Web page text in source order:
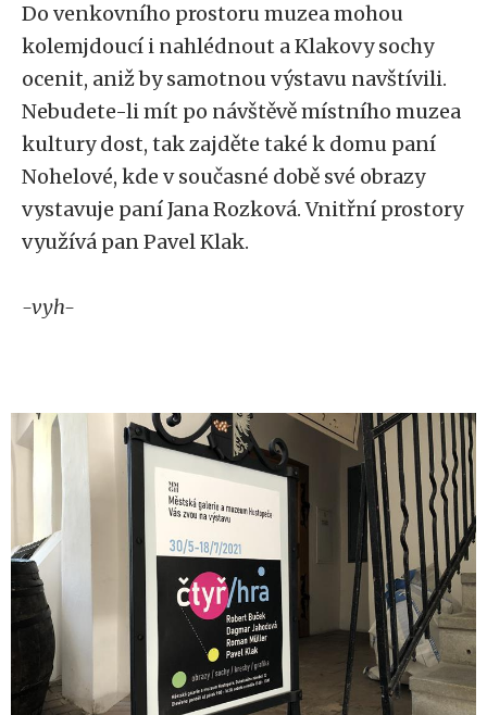
Do venkovního prostoru muzea mohou
kolemjdoucí i nahlédnout a Klakovy sochy
ocenit, aniž by samotnou výstavu navštívili.
Nebudete-li mít po návštěvě místního muzea
kultury dost, tak zajděte také k domu paní
Nohelové, kde v současné době své obrazy
vystavuje paní Jana Rozková. Vnitřní prostory
využívá pan Pavel Klak.
-vyh-